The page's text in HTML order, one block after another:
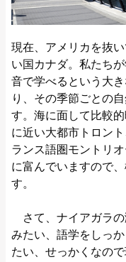
現在、アメリカを抜
い国カナダ。私たち
音で学べるという大
り、その季節ごとの
す。海に面して比較
に近い大都市トロン
ランス語圏モントリ
に富んでいますので
す。
さて、ナイアガラの
みたい、語学をしっ
たい、せっかくなの